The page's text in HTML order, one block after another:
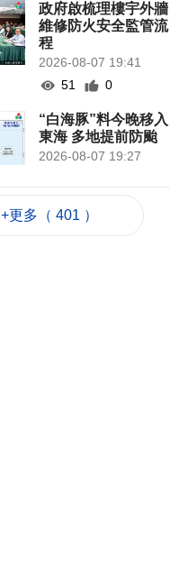
政府啟梳理樓宇外牆
維修防火安全監管流
程
2026-08-07 19:41
51
0
“白海豚”料今晚移入
東海 多地提前防颱
2026-08-07 19:27
議事亭前地大三巴等
+更多（ 401 ）